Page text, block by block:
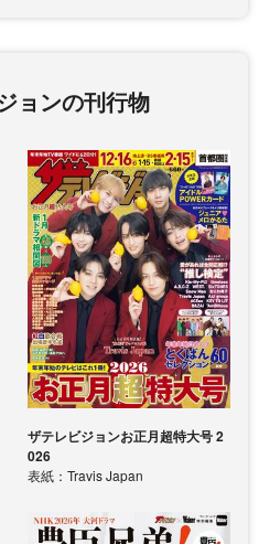
ョンの刊行物
ザテレビジョンお正月超特大号 2
026
表紙：Travis Japan